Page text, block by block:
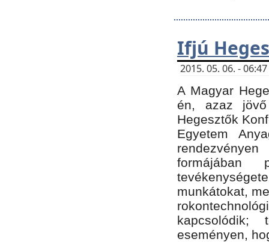
Ifjú
2015. 05. 06. -
A Magyar
én, azaz
Hegesztők
Egyetem
formájában
munkátokat,
eseményen,